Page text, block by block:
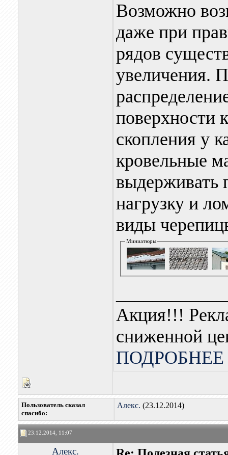
Возможно
даже при
рядов
увеличения.
поверхности
скопления у
кровельные
выдерживать
нагрузку и
виды
Миниатюры
Акция!!!
сниженной
Пользователь сказал
cпасибо:
Алекс. (23.12.2014)
23.12.2014, 11:07
Алекс.